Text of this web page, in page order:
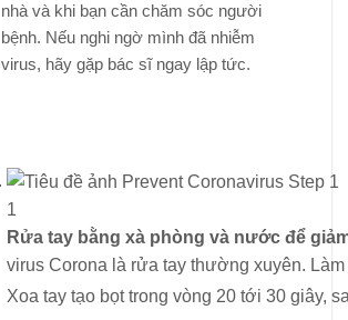
nhà và khi bạn cần chăm sóc người
bệnh. Nếu nghi ngờ mình đã nhiễm
virus, hãy gặp bác sĩ ngay lập tức.
1
Rửa tay bằng xà phòng và nước để
virus Corona là rửa tay thường xuyên.
Xoa tay tạo bọt trong vòng 20 tới 30 giây,